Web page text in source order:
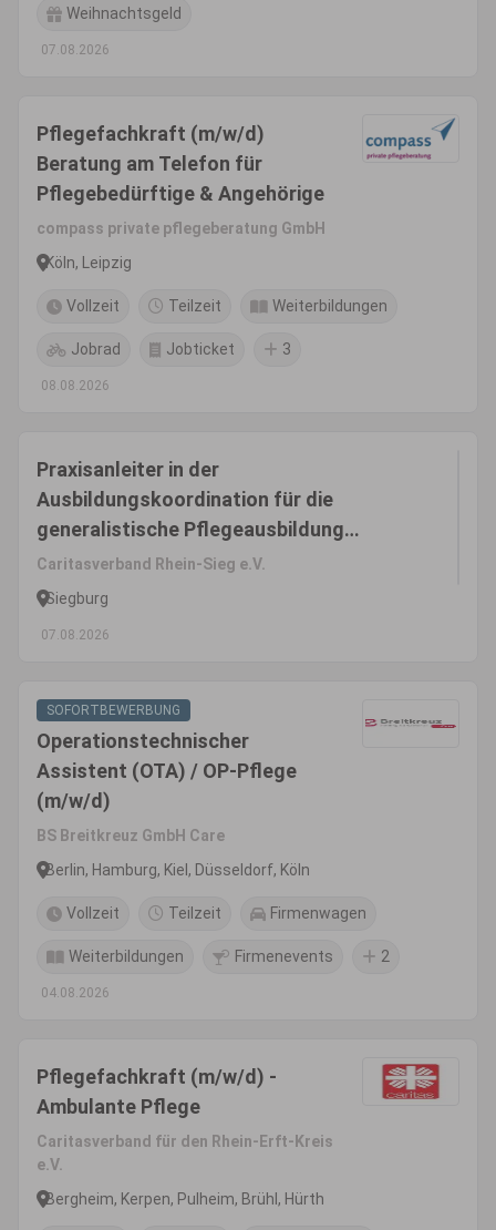
Weihnachtsgeld
07.08.2026
Pflegefachkraft (m/w/d)
Beratung am Telefon für
Pflegebedürftige & Angehörige
compass private pflegeberatung GmbH
Köln, Leipzig
Vollzeit Teilzeit Weiterbildungen
Jobrad Jobticket 3
08.08.2026
Praxisanleiter in der
Ausbildungskoordination für die
generalistische Pflegeausbildung
(m/w/d)
Caritasverband Rhein-Sieg e.V.
Siegburg
07.08.2026
SOFORTBEWERBUNG
Operationstechnischer
Assistent (OTA) / OP-Pflege
(m/w/d)
BS Breitkreuz GmbH Care
Berlin, Hamburg, Kiel, Düsseldorf, Köln
Vollzeit Teilzeit Firmenwagen
Weiterbildungen Firmenevents 2
04.08.2026
Pflegefachkraft (m/w/d) -
Ambulante Pflege
Caritasverband für den Rhein-Erft-Kreis
e.V.
Bergheim, Kerpen, Pulheim, Brühl, Hürth